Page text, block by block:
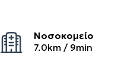
Νοσοκομείο
7.0km / 9min